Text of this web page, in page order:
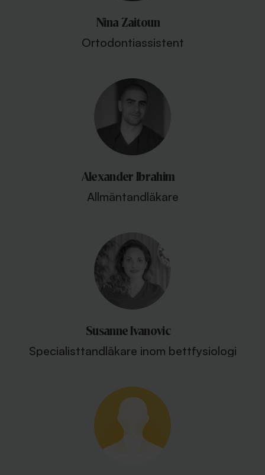
Nina Zaitoun
Ortodontiassistent
Alexander Ibrahim
Allmäntandläkare
Susanne Ivanovic
Specialisttandläkare inom bettfysiologi